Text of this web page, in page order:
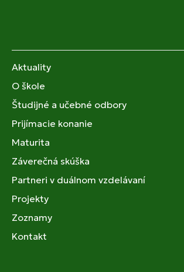
Aktuality
O škole
Študijné a učebné odbory
Prijímacie konanie
Maturita
Záverečná skúška
Partneri v duálnom vzdelávaní
Projekty
Zoznamy
Kontakt